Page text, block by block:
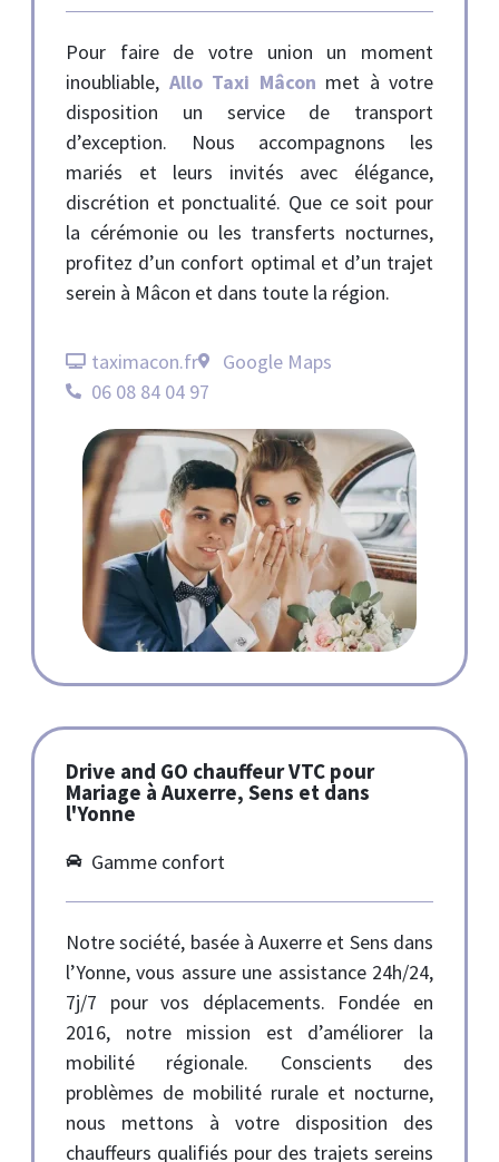
Pour faire de votre union un moment
inoubliable, Allo Taxi Mâcon met à votre
disposition un service de transport
d’exception. Nous accompagnons les
mariés et leurs invités avec élégance,
discrétion et ponctualité. Que ce soit pour
la cérémonie ou les transferts nocturnes,
profitez d’un confort optimal et d’un trajet
serein à Mâcon et dans toute la région.
taximacon.fr
Google Maps
06 08 84 04 97
Drive and GO chauffeur VTC pour
Mariage à Auxerre, Sens et dans
l'Yonne
Gamme confort
Notre société, basée à Auxerre et Sens dans
l’Yonne, vous assure une assistance 24h/24,
7j/7 pour vos déplacements. Fondée en
2016, notre mission est d’améliorer la
mobilité régionale. Conscients des
problèmes de mobilité rurale et nocturne,
nous mettons à votre disposition des
chauffeurs qualifiés pour des trajets sereins